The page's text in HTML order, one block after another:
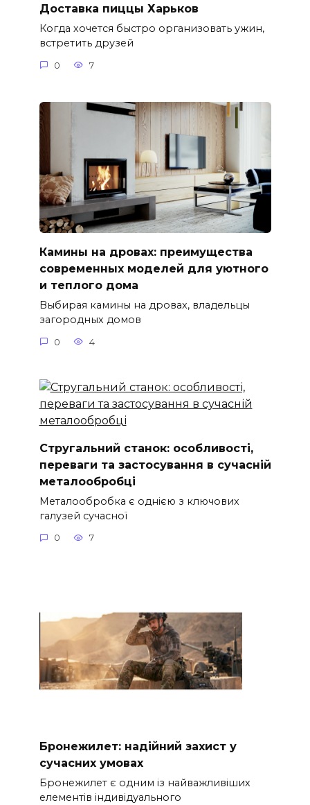
Доставка пиццы Харьков
Когда хочется быстро организовать ужин,
встретить друзей
0 7
Камины на дровах: преимущества
современных моделей для уютного
и теплого дома
Выбирая камины на дровах, владельцы
загородных домов
0 4
Стругальний станок: особливості,
переваги та застосування в сучасній
металообробці
Металообробка є однією з ключових
галузей сучасної
0 7
Бронежилет: надійний захист у
сучасних умовах
Бронежилет є одним із найважливіших
елементів індивідуального